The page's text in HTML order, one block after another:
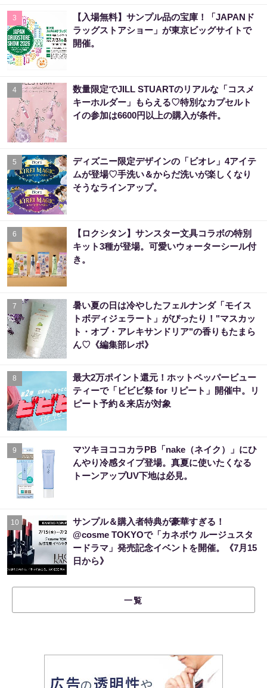
3
【入場無料】サンプル品の宝庫！「JAPANド
ラッグストアショー」が東京ビッグサイトで
開催。
4
数量限定でJILL STUARTのリアルな「コスメ
キーホルダー」もらえる♡特別なカプセルト
イの参加は6600円以上の購入が条件。
5
ディズニー限定デザインの「ビオレ」4アイテ
ムが登場♡手洗い＆からだ洗いが楽しくなり
そうなラインアップ。
6
【ロクシタン】サンスター文具コラボの特別
キット3種が登場。可愛いウォーターシール付
き。
7
暑い夏の日は冷やしたフェルナンダ「モイス
トボディジェラート」がぴったり！"マスカッ
ト・オブ・アレキサンドリア"の香りもたまら
ん♡《編集部レポ》
8
最大2万ポイント還元！ホットペッパービュー
ティーで「ビビビ祭 for リピート」開催中。リ
ピート予約＆来店が対象
9
マツキヨココカラPB「nake（ネイク）」にひ
んやり冷感タイプ登場。真夏に使いたくなる
トーンアップUV下地は必見。
10
サンプル＆購入者特典が豪華すぎる！
@cosme TOKYOで「カネボウ ルージュスタ
ードラマ」発売記念イベントを開催。《7月15
日から》
一覧